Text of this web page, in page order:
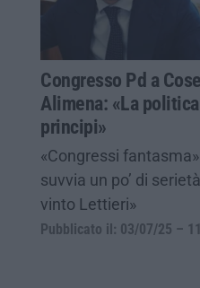
Congresso Pd a
Alimena: «La
principi»
«Congressi
suvvia un po’ di
vinto Lettieri»
Pubblicato il: 03/07/25 –